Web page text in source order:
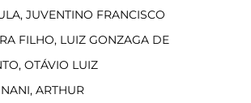
JUVENTINO FRANCISCO
FILHO, LUIZ GONZAGA DE
OTÁVIO LUIZ
ARTHUR